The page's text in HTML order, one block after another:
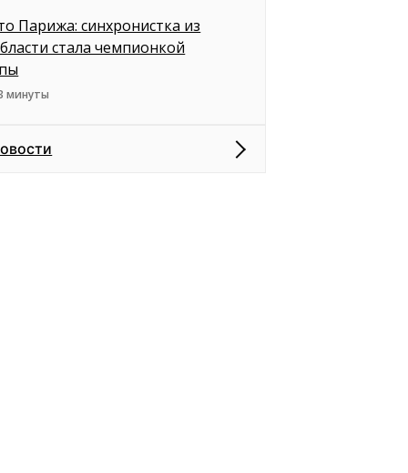
Парижа: синхронистка из
стала чемпионкой
минуты